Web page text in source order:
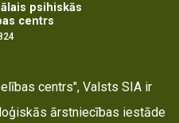
psihiskās
centrs
centrs", Valsts SIA ir
ārstniecības iestāde